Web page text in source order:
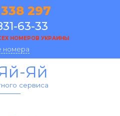
297
63-33
НОМЕРОВ УКРАИНЫ
номера
Яй
сервиса